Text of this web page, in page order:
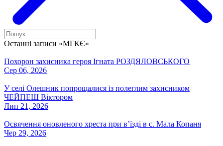
Останні записи «МГКЄ»
Похорон захисника героя Ігната РОЗДЯЛОВСЬКОГО
Сер 06, 2026
У селі Олешник попрощалися із полеглим захисником
ЧЕЙПЕШ Віктором
Лип 21, 2026
Освячення оновленого хреста при вʼїзді в с. Мала Копаня
Чер 29, 2026